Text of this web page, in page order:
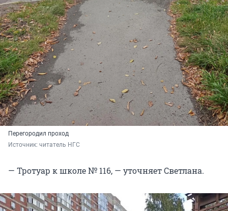
Перегородил проход
Источник: читатель НГС
— Тротуар к школе № 116, — уточняет Светлана.